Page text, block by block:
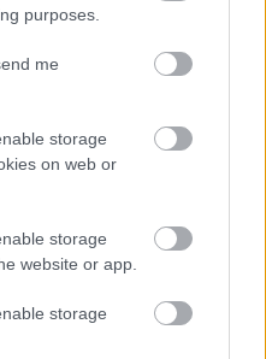
purposes.
me
storage
on web or
storage
website or app.
storage